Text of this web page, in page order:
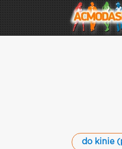
do kinie